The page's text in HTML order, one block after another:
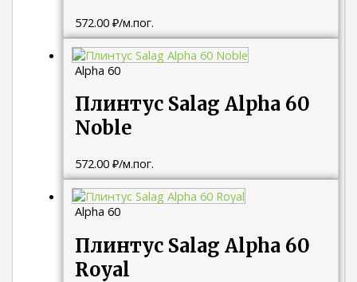
572.00₽/м.пог.
Alpha 60
Плинтус Salag Alpha 60
Noble
572.00₽/м.пог.
Alpha 60
Плинтус Salag Alpha 60
Royal